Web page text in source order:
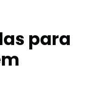
para